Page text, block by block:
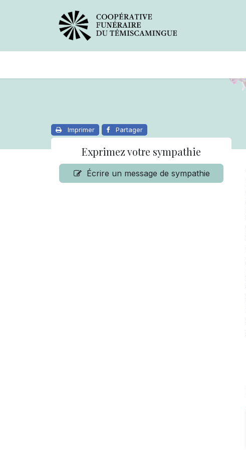
Imprimer Partager
Exprimez votre sympathie
Écrire un message de sympathie